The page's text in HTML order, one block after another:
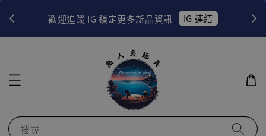
歡迎追蹤 IG 鎖定更多新品資訊 IG 連結
搜尋